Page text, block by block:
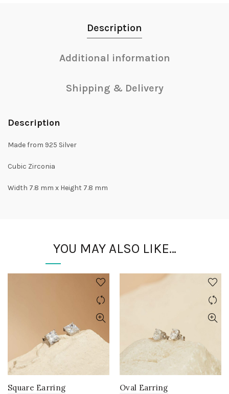
Description
Additional information
Shipping & Delivery
Description
Made from 925 Silver
Cubic Zirconia
Width 7.8 mm x Height 7.8 mm
YOU MAY ALSO LIKE…
Square Earring
Oval Earring